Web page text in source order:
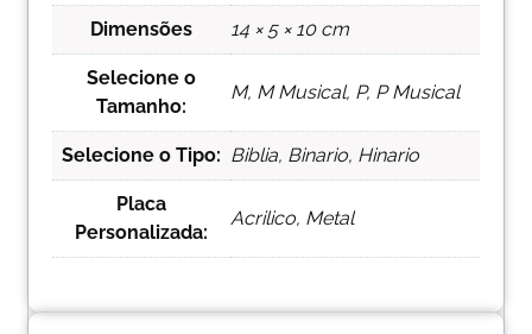
Dimensões 14 × 5 × 10 cm
Selecione o
Tamanho:
M, M Musical, P, P Musical
Selecione o Tipo: Biblia, Binario, Hinario
Placa
Personalizada:
Acrilico, Metal